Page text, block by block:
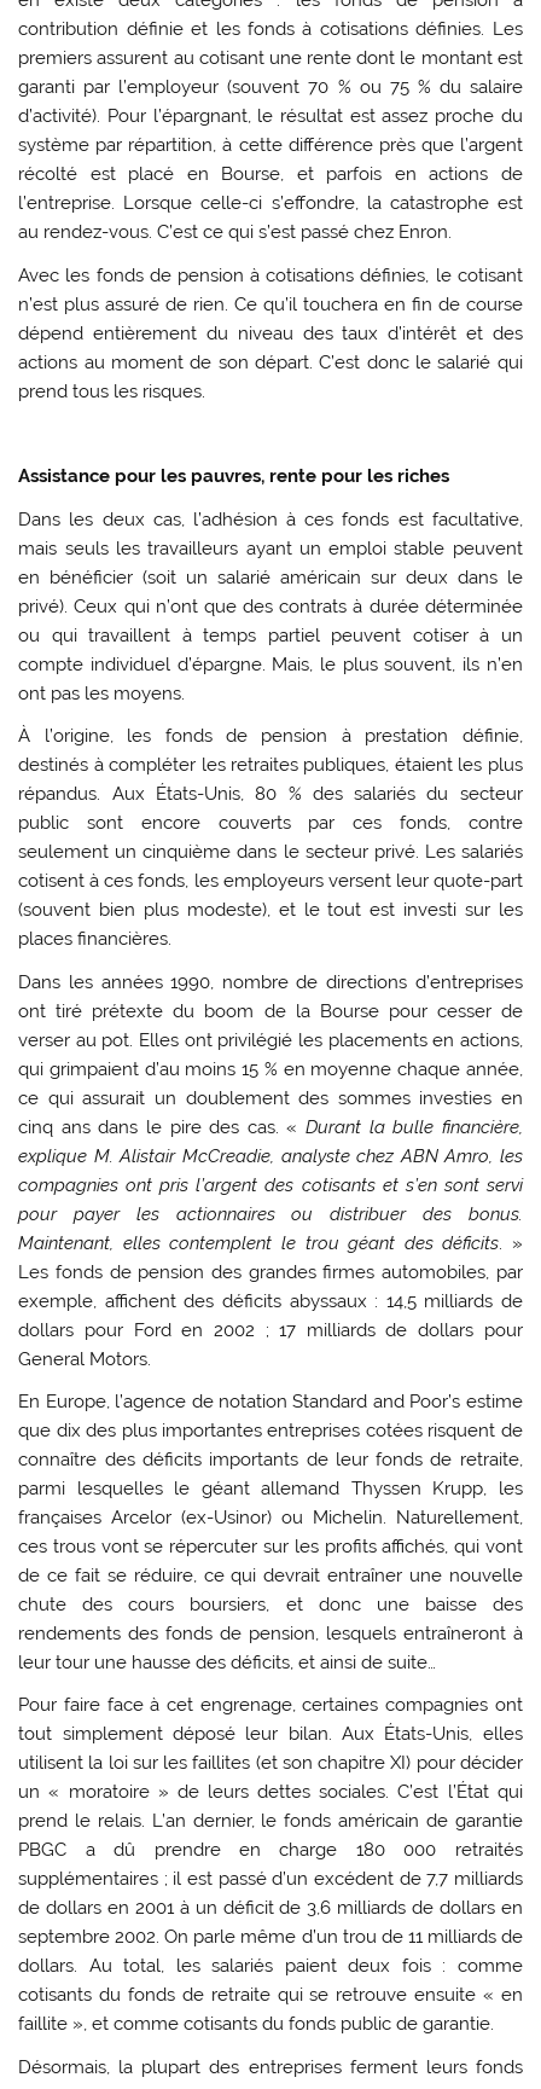
contribution définie et les fonds à cotisations définies. Les
premiers assurent au cotisant une rente dont le montant est
garanti par l’employeur (souvent 70 % ou 75 % du salaire
d’activité). Pour l’épargnant, le résultat est assez proche du
système par répartition, à cette différence près que l’argent
récolté est placé en Bourse, et parfois en actions de
l’entreprise. Lorsque celle-ci s’effondre, la catastrophe est
au rendez-vous. C’est ce qui s’est passé chez Enron.
Avec les fonds de pension à cotisations définies, le cotisant
n’est plus assuré de rien. Ce qu’il touchera en fin de course
dépend entièrement du niveau des taux d’intérêt et des
actions au moment de son départ. C’est donc le salarié qui
prend tous les risques.
Assistance pour les pauvres, rente pour les riches
Dans les deux cas, l’adhésion à ces fonds est facultative,
mais seuls les travailleurs ayant un emploi stable peuvent
en bénéficier (soit un salarié américain sur deux dans le
privé). Ceux qui n’ont que des contrats à durée déterminée
ou qui travaillent à temps partiel peuvent cotiser à un
compte individuel d’épargne. Mais, le plus souvent, ils n’en
ont pas les moyens.
À l’origine, les fonds de pension à prestation définie,
destinés à compléter les retraites publiques, étaient les plus
répandus. Aux États-Unis, 80 % des salariés du secteur
public sont encore couverts par ces fonds, contre
seulement un cinquième dans le secteur privé. Les salariés
cotisent à ces fonds, les employeurs versent leur quote-part
(souvent bien plus modeste), et le tout est investi sur les
places financières.
Dans les années 1990, nombre de directions d’entreprises
ont tiré prétexte du boom de la Bourse pour cesser de
verser au pot. Elles ont privilégié les placements en actions,
qui grimpaient d’au moins 15 % en moyenne chaque année,
ce qui assurait un doublement des sommes investies en
cinq ans dans le pire des cas. «Durant la bulle financière,
explique M. Alistair McCreadie, analyste chez ABN Amro, les
compagnies ont pris l’argent des cotisants et s’en sont servi
pour payer les actionnaires ou distribuer des bonus.
Maintenant, elles contemplent le trou géant des déficits . »
Les fonds de pension des grandes firmes automobiles, par
exemple, affichent des déficits abyssaux : 14,5 milliards de
dollars pour Ford en 2002 ; 17 milliards de dollars pour
General Motors.
En Europe, l’agence de notation Standard and Poor’s estime
que dix des plus importantes entreprises cotées risquent de
connaître des déficits importants de leur fonds de retraite,
parmi lesquelles le géant allemand Thyssen Krupp, les
françaises Arcelor (ex-Usinor) ou Michelin. Naturellement,
ces trous vont se répercuter sur les profits affichés, qui vont
de ce fait se réduire, ce qui devrait entraîner une nouvelle
chute des cours boursiers, et donc une baisse des
rendements des fonds de pension, lesquels entraîneront à
leur tour une hausse des déficits, et ainsi de suite…
Pour faire face à cet engrenage, certaines compagnies ont
tout simplement déposé leur bilan. Aux États-Unis, elles
utilisent la loi sur les faillites (et son chapitre XI) pour décider
un « moratoire » de leurs dettes sociales. C’est l’État qui
prend le relais. L’an dernier, le fonds américain de garantie
PBGC a dû prendre en charge 180 000 retraités
supplémentaires ; il est passé d’un excédent de 7,7 milliards
de dollars en 2001 à un déficit de 3,6 milliards de dollars en
septembre 2002. On parle même d’un trou de 11 milliards de
dollars. Au total, les salariés paient deux fois : comme
cotisants du fonds de retraite qui se retrouve ensuite « en
faillite », et comme cotisants du fonds public de garantie.
Désormais, la plupart des entreprises ferment leurs fonds